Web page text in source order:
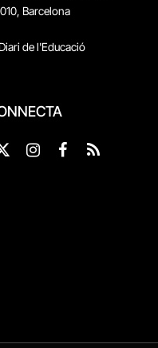
Barcelona
de l'Educació
X
InstagramFacebook
RSS